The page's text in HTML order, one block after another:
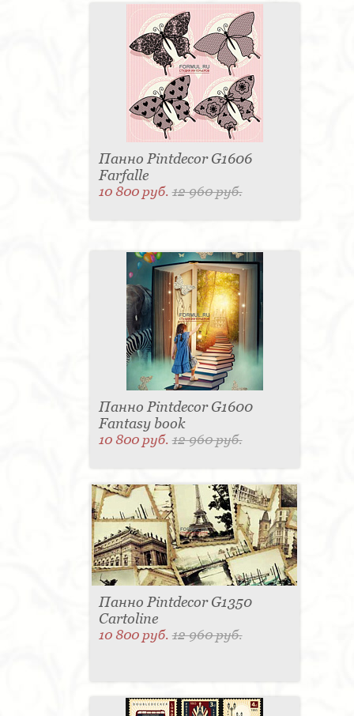
Панно Pintdecor G1606
Farfalle
10 800 руб.12 960 руб.
Панно Pintdecor G1600
Fantasy book
10 800 руб.12 960 руб.
Панно Pintdecor G1350
Cartoline
10 800 руб.12 960 руб.